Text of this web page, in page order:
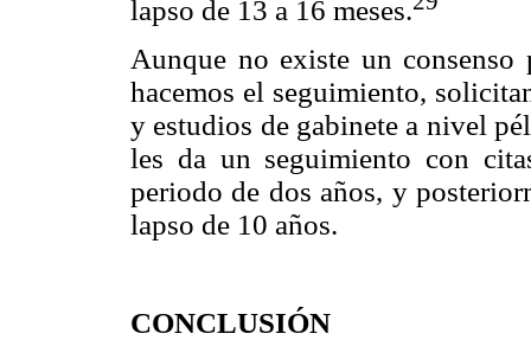
lapso de 13 a 16 meses.
Aunque no existe un consenso
hacemos el seguimiento,
y estudios de gabinete a nivel
les da un seguimiento con
periodo de dos años, y
lapso de 10 años.
CONCLUSIÓN